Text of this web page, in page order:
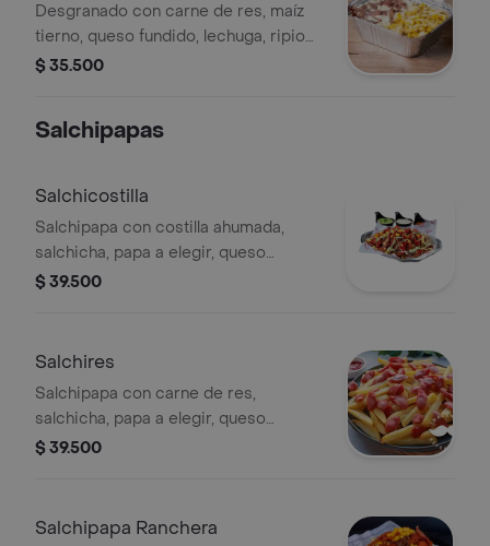
Desgranado con carne de res, maíz
tierno, queso fundido, lechuga, ripio
de papa, salsa de tomate y salsa de
$ 35.500
Salchipapas
Salchicostilla
Salchipapa con costilla ahumada,
salchicha, papa a elegir, queso
fundido, maíz, tocineta, ripio de papa,
$ 39.500
Salchires
Salchipapa con carne de res,
salchicha, papa a elegir, queso
fundido, maíz, tocineta, ripio de papa,
$ 39.500
Salchipapa Ranchera